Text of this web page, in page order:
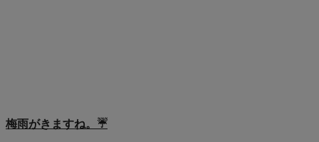
梅雨がきますね。☔️